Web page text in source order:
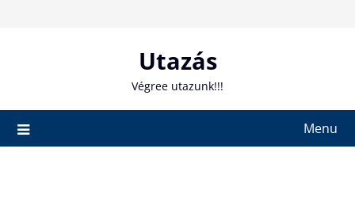
Utazás
Végree utazunk!!!
Menu